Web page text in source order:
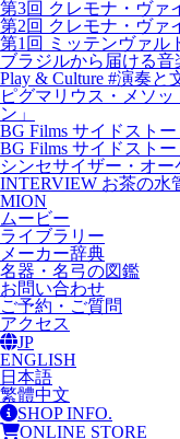
第3回 クレモナ・ヴァ
第2回 クレモナ・ヴァ
第1回 ミッテンヴァル
ブラジルから届ける音
Play & Culture #演奏と
ピグマリウス・メソ
ン」
BG Films サイドストー
BG Films サイドストー
シンセサイザー・オ
INTERVIEW お茶の水
MION
ムービー
ライブラリー
メーカー辞典
名器・名弓の図鑑
お問い合わせ
ご予約・ご質問
アクセス
JP
ENGLISH
日本語
繁體中文
SHOP INFO.
ONLINE STORE